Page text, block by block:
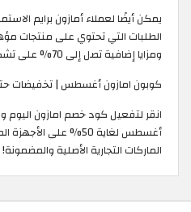
يمكن أيضًا لعملاء أمازون برايم
الطلبات التي تحتوي على منتجات
ومزايا إضافية تصل إلى 70% على تشكيلة مختارة من المنتجات.
كوبون امازون أغسطس | تخفيضات حتى 50% على الأجهزة
انقر لتفعيل كود خصم امازون
أغسطس لغاية 50% على
الماركات التجارية الأصلية والمضمونة!